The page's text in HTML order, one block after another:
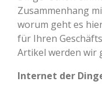
Zusammenhang
worum geht es
für Ihren
Artikel werden wir
Internet der